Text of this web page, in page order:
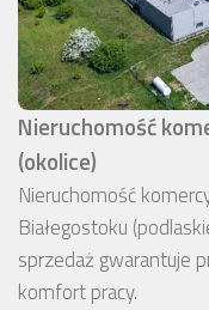
Nieruchomość
(okolice)
Nieruchomość
Białegostoku
sprzedaż gwarantuje
komfort pracy.